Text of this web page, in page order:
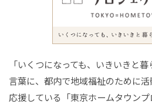
「いくつになっても、いきいきと
言葉に、都内で地域福祉のために
応援している「東京ホームタウン